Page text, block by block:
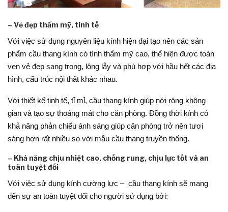
– Vẻ đẹp thẩm mỹ, tinh tế
Với việc sử dụng nguyên liệu kính hiện đại tạo nên các sản
phẩm cầu thang kính có tính thẩm mỹ cao, thể hiện được toàn
vẹn vẻ đẹp sang trọng, lộng lẫy và phù hợp với hầu hết các địa
hình, cấu trúc nội thất khác nhau.
Với thiết kế tinh tế, tỉ mỉ, cầu thang kính giúp nới rộng không
gian và tạo sự thoáng mát cho căn phòng. Đồng thời kính có
khả năng phản chiếu ánh sáng giúp căn phòng trở nên tươi
sáng hơn rất nhiều so với mẫu cầu thang truyền thống.
– Khả năng chịu nhiệt cao, chống rung, chịu lực tốt và an
toàn tuyệt đối
Với việc sử dụng kính cường lực – cầu thang kính sẽ mang
đến sự an toàn tuyệt đối cho người sử dụng bởi: